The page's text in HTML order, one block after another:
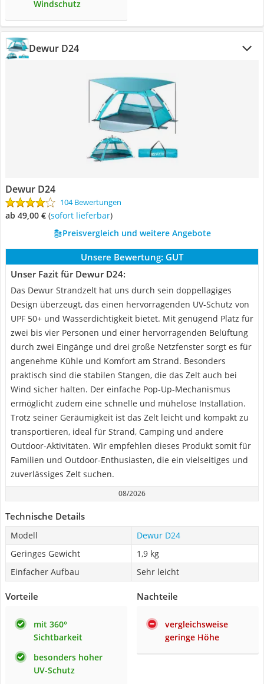
Windschutz
Dewur D24
Dewur D24
104 Bewertungen
ab 49,00 € ( Sofort lieferbar)
Preisvergleich und weitere Angebote
Unsere Bewertung: GUT
Unser Fazit für Dewur D24:
Das Dewur Strandzelt hat uns durch sein doppellagiges
Design überzeugt, das einen hervorragenden UV-Schutz von
UPF 50+ und Wasserdichtigkeit bietet. Mit genügend Platz für
zwei bis vier Personen und einer hervorragenden Belüftung
durch zwei Eingänge und drei große Netzfenster sorgt es für
angenehme Kühle und Komfort am Strand. Besonders
praktisch sind die stabilen Stangen, die das Zelt auch bei
Wind sicher halten. Der einfache Pop-Up-Mechanismus
ermöglicht zudem eine schnelle und mühelose Installation.
Trotz seiner Geräumigkeit ist das Zelt leicht und kompakt zu
transportieren, ideal für Strand, Camping und andere
Outdoor-Aktivitäten. Wir empfehlen dieses Produkt somit für
Familien und Outdoor-Enthusiasten, die ein vielseitiges und
zuverlässiges Zelt suchen.
08/2026
Technische Details
Modell
Dewur D24
Geringes Gewicht
1,9 kg
Einfacher Aufbau
Sehr leicht
Vorteile
mit 360°
Sichtbarkeit
besonders hoher
UV-Schutz
Nachteile
vergleichsweise
geringe Höhe